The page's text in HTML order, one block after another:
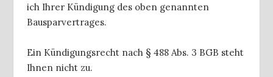
ich Ihrer Kündigung des oben genannten
Bausparvertrages.
Ein Kündigungsrecht nach § 488 Abs. 3 BGB steht
Ihnen nicht zu.